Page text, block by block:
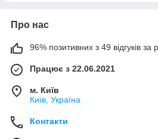
Про нас
96% позитивних з 49 відгуків за
Працює з 22.06.2021
м. Київ
Київ, Україна
Контакти